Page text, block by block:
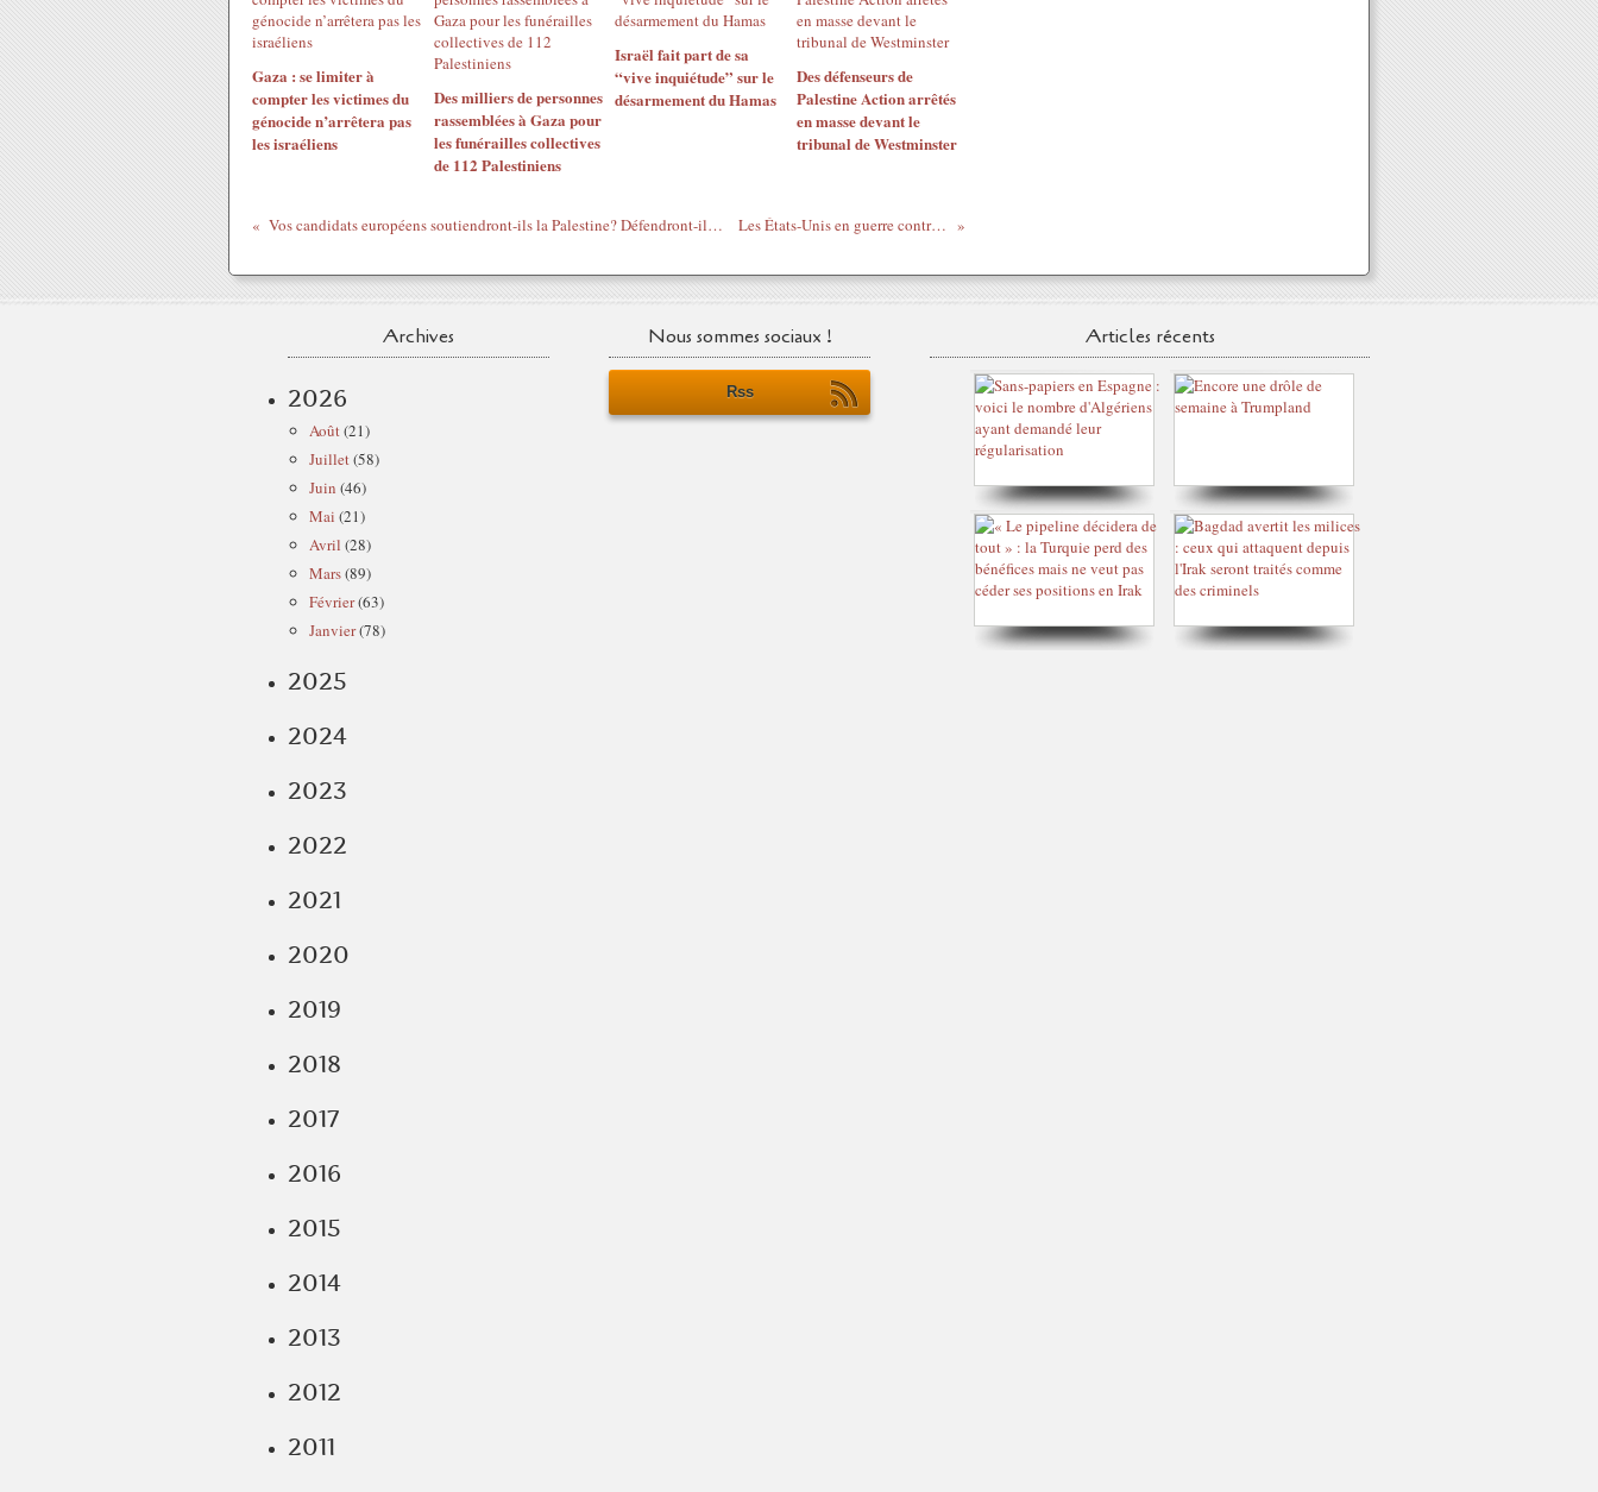
Gaza : se limiter à
compter les victimes du
génocide n’arrêtera pas
les israéliens
Des milliers de personnes
rassemblées à Gaza pour
les funérailles collectives
de 112 Palestiniens
Israël fait part de sa
“vive inquiétude” sur le
désarmement du Hamas
Des défenseurs de
Palestine Action arrêtés
en masse devant le
tribunal de Westminster
Vos candidats européens soutiendront-ils la Palestine? Défendront-ils le droit international? Votez pour la Palestine ! Les États-Unis en guerre contre le “nouvel axe du mal”
Archives
2026
Août(21)
Juillet(58)
Juin (46)
Mai (21)
Avril (28)
Mars(89)
Février(63)
Janvier(78)
2025
2024
2023
2022
2021
2020
2019
2018
2017
2016
2015
2014
2013
2012
2011
Nous sommes sociaux !
Rss
Articles récents